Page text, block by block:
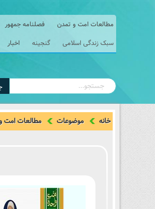
مطالعات امت و تمدن فصلنامه جمهور
سبک زندگی اسلامی
گنجینه اخبار
خانه موضوعات مطالعات امت